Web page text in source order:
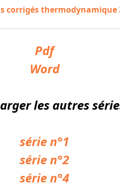
corrigés thermodynamique
Pdf
Word
les autres
série n°1
série n°2
série n°4